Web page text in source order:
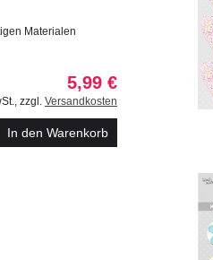
Materialen
5,99 €
, zzgl. Versandkosten
In den Warenkorb